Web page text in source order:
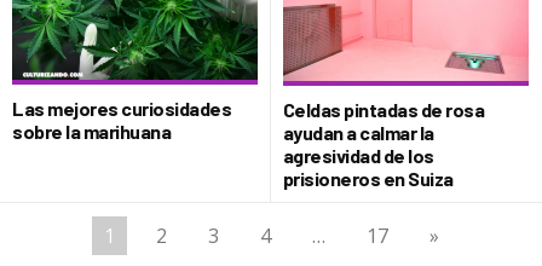
Las mejores curiosidades
sobre la marihuana
Celdas pintadas de rosa
ayudan a calmar la
agresividad de los
prisioneros en Suiza
1 2 3 4 … 17 »